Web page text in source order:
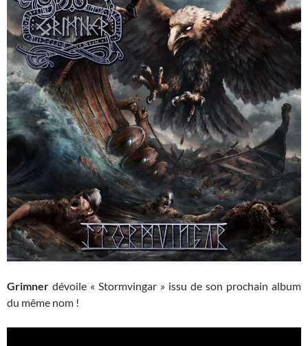
Grimner dévoile « Stormvingar » issu de son prochain album
du même nom !